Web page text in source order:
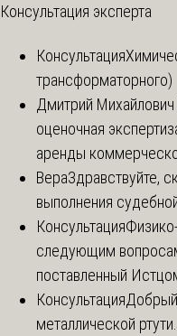
Консультация эксперта
Консультация
трансформаторного)
Дмитрий
оценочная
аренды
ВераЗдравствуйте,
выполнения
Консультация
следующим
поставленный
Консультация
металлической